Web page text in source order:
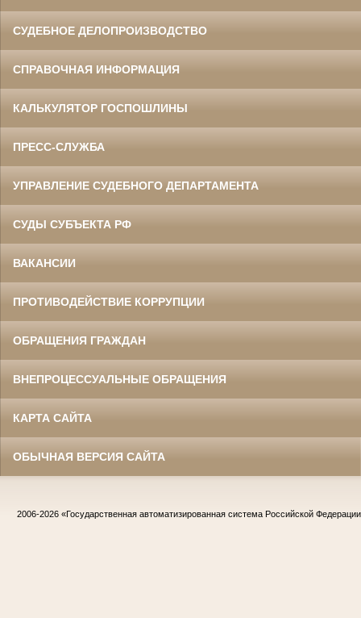
СУДЕБНОЕ ДЕЛОПРОИЗВОДСТВО
СПРАВОЧНАЯ ИНФОРМАЦИЯ
КАЛЬКУЛЯТОР ГОСПОШЛИНЫ
ПРЕСС-СЛУЖБА
УПРАВЛЕНИЕ СУДЕБНОГО ДЕПАРТАМЕНТА
СУДЫ СУБЪЕКТА РФ
ВАКАНСИИ
ПРОТИВОДЕЙСТВИЕ КОРРУПЦИИ
ОБРАЩЕНИЯ ГРАЖДАН
ВНЕПРОЦЕССУАЛЬНЫЕ ОБРАЩЕНИЯ
КАРТА САЙТА
ОБЫЧНАЯ ВЕРСИЯ САЙТА
2006-2026 «Государственная автоматизированная система Российской